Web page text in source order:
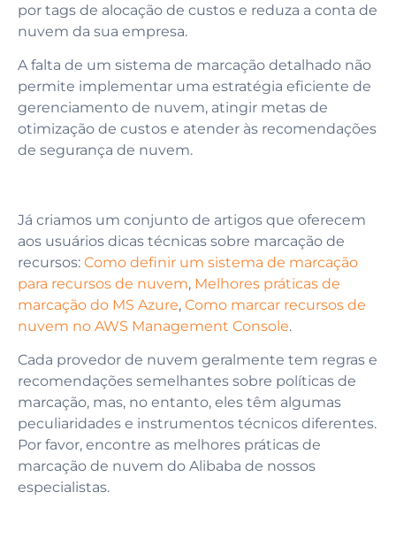
por tags de alocação de custos e reduza a conta de
nuvem da sua empresa.
A falta de um sistema de marcação detalhado não
permite implementar uma estratégia eficiente de
gerenciamento de nuvem, atingir metas de
otimização de custos e atender às recomendações
de segurança de nuvem.
Já criamos um conjunto de artigos que oferecem
aos usuários dicas técnicas sobre marcação de
recursos: Como definir um sistema de marcação
para recursos de nuvem, Melhores práticas de
marcação do MS Azure, Como marcar recursos de
nuvem no AWS Management Console.
Cada provedor de nuvem geralmente tem regras e
recomendações semelhantes sobre políticas de
marcação, mas, no entanto, eles têm algumas
peculiaridades e instrumentos técnicos diferentes.
Por favor, encontre as melhores práticas de
marcação de nuvem do Alibaba de nossos
especialistas.